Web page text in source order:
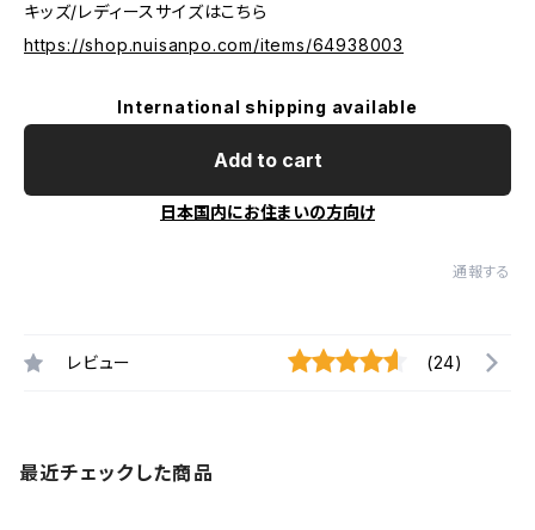
キッズ/レディースサイズはこちら
https://shop.nuisanpo.com/items/64938003
International shipping available
Add to cart
日本国内にお住まいの方向け
通報する
レビュー (24)
最近チェックした商品